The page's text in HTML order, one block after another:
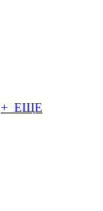
+ ЕЩЕ